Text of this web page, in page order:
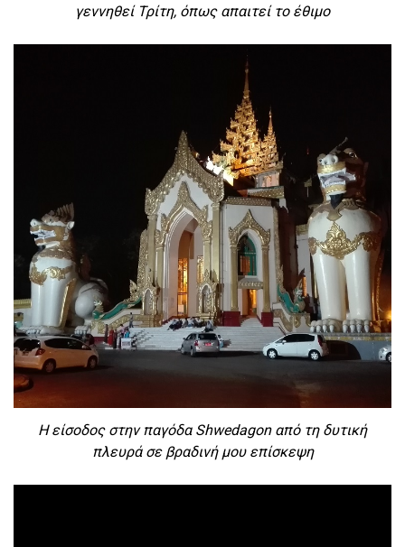
γεννηθεί Τρίτη, όπως απαιτεί το έθιμο
Η είσοδος στην παγόδα Shwedagon από τη δυτική
πλευρά σε βραδινή μου επίσκεψη